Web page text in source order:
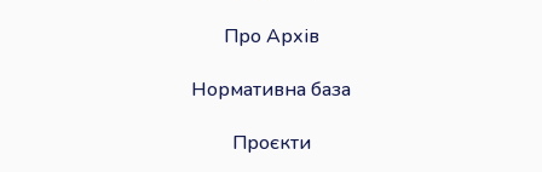
Про Архів
Нормативна база
Проєкти